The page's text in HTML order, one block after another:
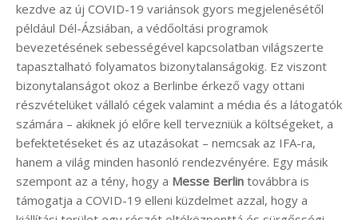
kezdve az új COVID-19 variánsok gyors megjelenésétől
például Dél-Ázsiában, a védőoltási programok
bevezetésének sebességével kapcsolatban világszerte
tapasztalható folyamatos bizonytalanságokig. Ez viszont
bizonytalanságot okoz a Berlinbe érkező vagy ottani
részvételüket vállaló cégek valamint a média és a látogatók
számára – akiknek jó előre kell tervezniük a költségeket, a
befektetéseket és az utazásokat – nemcsak az IFA-ra,
hanem a világ minden hasonló rendezvényére. Egy másik
szempont az a tény, hogy a Messe Berlin továbbra is
támogatja a COVID-19 elleni küzdelmet azzal, hogy a